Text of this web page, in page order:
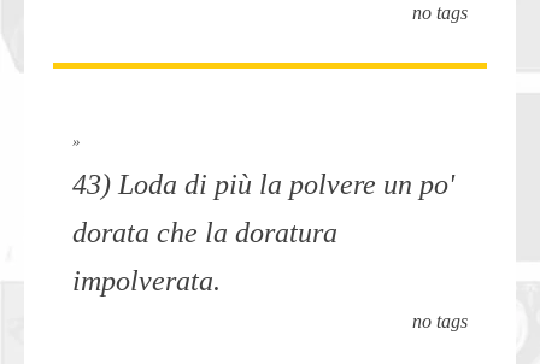
no tags
»
43) Loda di più la polvere un po'
dorata che la doratura
impolverata.
no tags